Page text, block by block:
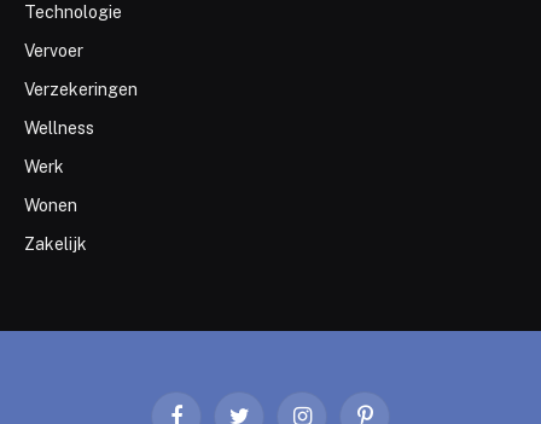
Technologie
Vervoer
Verzekeringen
Wellness
Werk
Wonen
Zakelijk